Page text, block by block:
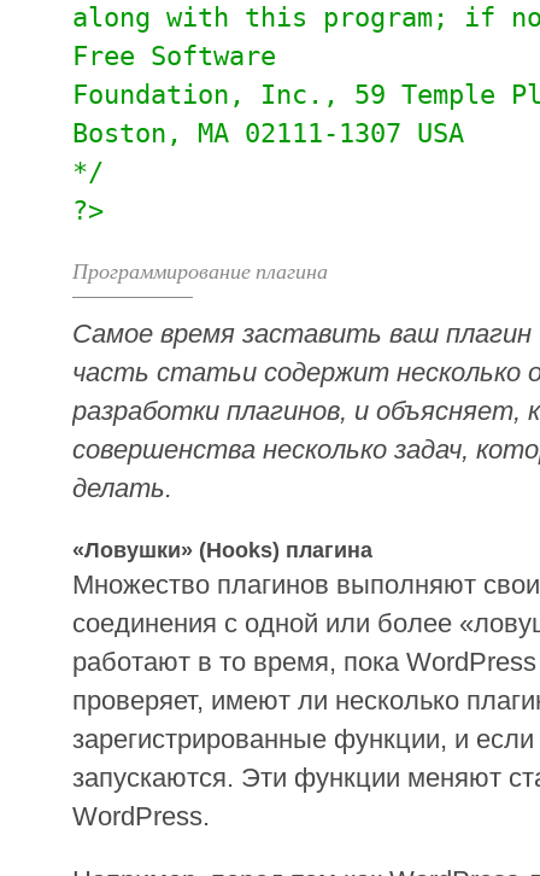
along with this program; if
Free Software
Foundation, Inc., 59 Temple
Boston, MA 02111-1307 USA
*/
?>
Программирование плагина
Самое время заставить ваш
часть статьи содержит несколько
разработки плагинов, и объясняет,
совершенства несколько задач,
делать.
«Ловушки» (Hooks) плагина
Множество плагинов выполняют
соединения с одной или более
работают в то время, пока
проверяет, имеют ли несколько
зарегистрированные функции, и
запускаются. Эти функции меняют
WordPress.